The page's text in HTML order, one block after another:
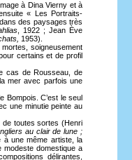
à Dina Vierny et à
« Les Portraits-
des paysages très
, 1922 ; Jean Ève
1953).
soigneusement
certains et de profil
cas de Rousseau, de
mer avec parfois une
C’est le seul
une minutie peinte au
de toutes sortes (Henri
au clair de lune ;
à une même artiste, la
modeste domestique a
délirantes,